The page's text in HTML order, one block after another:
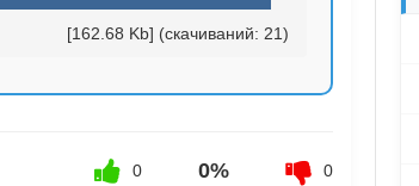
[162.68 Kb] (cкачиваний: 21)
0 0% 0